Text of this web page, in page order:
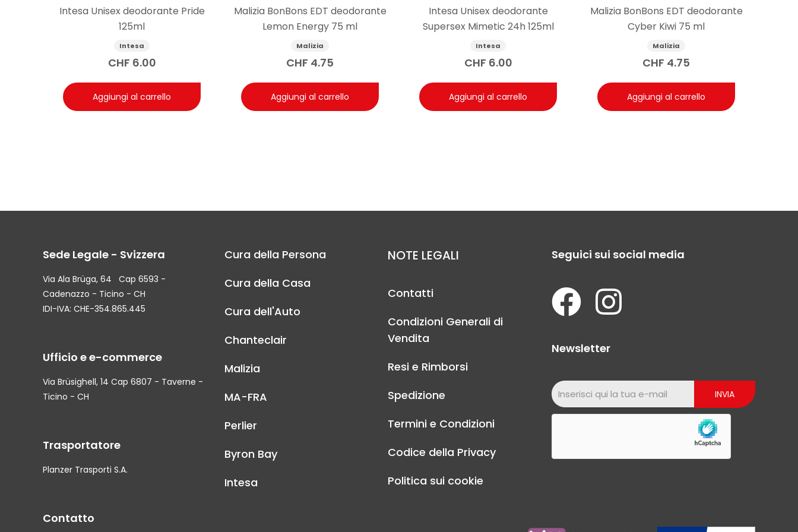
Intesa Unisex deodorante Pride
125ml
Intesa
CHF 6.00
Aggiungi al carrello
Malizia BonBons EDT deodorante
Lemon Energy 75 ml
Malizia
CHF 4.75
Aggiungi al carrello
Intesa Unisex deodorante
Supersex Mimetic 24h 125ml
Intesa
CHF 6.00
Aggiungi al carrello
Malizia BonBons EDT deodorante
Cyber Kiwi 75 ml
Malizia
CHF 4.75
Aggiungi al carrello
Sede Legale - Svizzera
Via Ala Brüga, 64 Cap 6593 -
Cadenazzo - Ticino - CH
IDI-IVA: CHE-354.865.445
Ufficio e e-commerce
Via Brüsighell, 14 Cap 6807 - Taverne -
Ticino - CH
Trasportatore
Planzer Trasporti S.A.
Contatto
Cura della Persona
Cura della Casa
Cura dell'Auto
Chanteclair
Malizia
MA-FRA
Perlier
Byron Bay
Intesa
NOTE LEGALI
Contatti
Condizioni Generali di
Vendita
Resi e Rimborsi
Spedizione
Termini e Condizioni
Codice della Privacy
Politica sui cookie
Seguici sui social media
Newsletter